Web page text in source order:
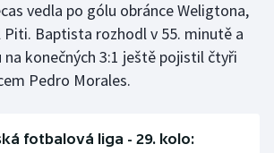
vedla po gólu obránce Weligtona,
Piti. Baptista rozhodl v 55. minutě a
konečných 3:1 ještě pojistil čtyři
Pedro Morales.
fotbalová liga - 29. kolo: